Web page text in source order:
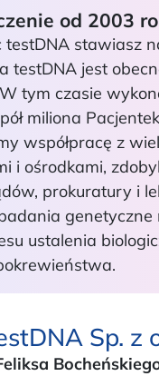
od 2003
testDNA stawiasz
testDNA jest
tym czasie
miliona
współpracę z
i ośrodkami,
prokuratury i
genetyczne
ustalenia
Sp. z